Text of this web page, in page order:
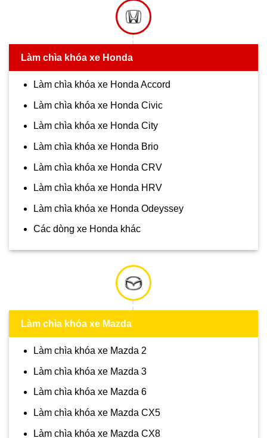
Làm chìa khóa xe Honda
Làm chìa khóa xe Honda Accord
Làm chìa khóa xe Honda Civic
Làm chìa khóa xe Honda City
Làm chìa khóa xe Honda Brio
Làm chìa khóa xe Honda CRV
Làm chìa khóa xe Honda HRV
Làm chìa khóa xe Honda Odeyssey
Các dòng xe Honda khác
Làm chìa khóa xe Mazda
Làm chìa khóa xe Mazda 2
Làm chìa khóa xe Mazda 3
Làm chìa khóa xe Mazda 6
Làm chìa khóa xe Mazda CX5
Làm chìa khóa xe Mazda CX8